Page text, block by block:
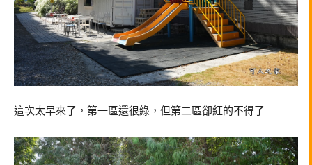
這次太早來了，第一區還很綠，但第二區卻紅的不得了